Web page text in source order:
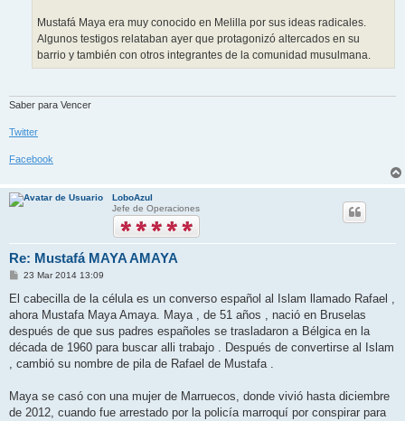
Mustafá Maya era muy conocido en Melilla por sus ideas radicales.
Algunos testigos relataban ayer que protagonizó altercados en su
barrio y también con otros integrantes de la comunidad musulmana.
Saber para Vencer
Twitter
Facebook
LoboAzul
Jefe de Operaciones
Re: Mustafá MAYA AMAYA
M
n
a
j
23 Mar 2014 13:09
El cabecilla de la célula es un converso español al Islam llamado Rafael ,
ahora Mustafa Maya Amaya. Maya , de 51 años , nació en Bruselas
después de que sus padres españoles se trasladaron a Bélgica en la
década de 1960 para buscar alli trabajo . Después de convertirse al Islam
, cambió su nombre de pila de Rafael de Mustafa .
Maya se casó con una mujer de Marruecos, donde vivió hasta diciembre
de 2012, cuando fue arrestado por la policía marroquí por conspirar para